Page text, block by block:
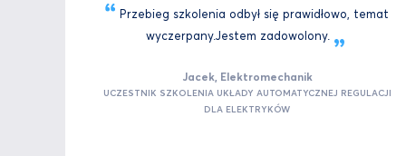
Przebieg szkolenia odbył się prawidłowo, temat
wyczerpany.Jestem zadowolony.
Jacek, Elektromechanik
UCZESTNIK SZKOLENIA UKŁADY AUTOMATYCZNEJ REGULACJI
DLA ELEKTRYKÓW